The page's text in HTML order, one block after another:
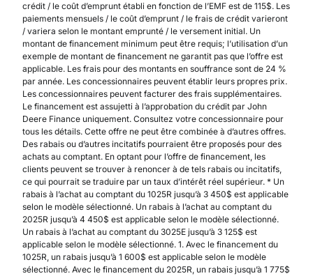
crédit / le coût d’emprunt établi en fonction de l’EMF est de 115$. Les
paiements mensuels / le coût d’emprunt / le frais de crédit varieront
/ variera selon le montant emprunté / le versement initial. Un
montant de financement minimum peut être requis; l’utilisation d’un
exemple de montant de financement ne garantit pas que l’offre est
applicable. Les frais pour des montants en souffrance sont de 24 %
par année. Les concessionnaires peuvent établir leurs propres prix.
Les concessionnaires peuvent facturer des frais supplémentaires.
Le financement est assujetti à l’approbation du crédit par John
Deere Finance uniquement. Consultez votre concessionnaire pour
tous les détails. Cette offre ne peut être combinée à d’autres offres.
Des rabais ou d’autres incitatifs pourraient être proposés pour des
achats au comptant. En optant pour l’offre de financement, les
clients peuvent se trouver à renoncer à de tels rabais ou incitatifs,
ce qui pourrait se traduire par un taux d’intérêt réel supérieur. * Un
rabais à l’achat au comptant du 1025R jusqu’à 3 450$ est applicable
selon le modèle sélectionné. Un rabais à l’achat au comptant du
2025R jusqu’à 4 450$ est applicable selon le modèle sélectionné.
Un rabais à l’achat au comptant du 3025E jusqu’à 3 125$ est
applicable selon le modèle sélectionné. 1. Avec le financement du
1025R, un rabais jusqu’à 1 600$ est applicable selon le modèle
sélectionné. Avec le financement du 2025R, un rabais jusqu’à 1 775$